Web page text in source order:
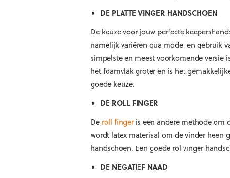
DE PLATTE VINGER HANDSCHOEN
De keuze voor jouw perfecte
namelijk variëren qua model en gebruik
simpelste en meest voorkomende versie
het foamvlak groter en is het
goede keuze.
DE ROLL FINGER
De roll fingeris een andere methode om
wordt latex materiaal om de vinder heen
handschoen. Een goede rol vinger
DE NEGATIEF NAAD